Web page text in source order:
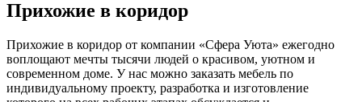
Прихожие в коридор
Прихожие в коридор от компании «Сфера Уюта» ежегодно
воплощают мечты тысячи людей о красивом, уютном и
современном доме. У нас можно заказать мебель по
индивидуальному проекту, разработка и изготовление